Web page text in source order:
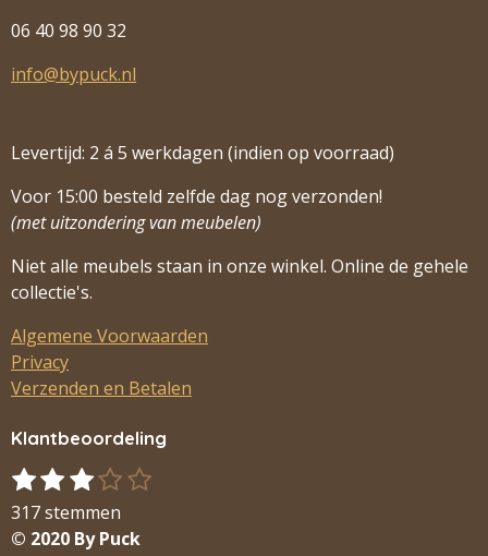
06 40 98 90 32
info@bypuck.nl
Levertijd: 2 á 5 werkdagen (indien op voorraad)
Voor 15:00 besteld zelfde dag nog verzonden!
(met uitzondering van meubelen)
Niet alle meubels staan in onze winkel. Online de gehele
collectie's.
Algemene Voorwaarden
Privacy
Verzenden en Betalen
Klantbeoordeling
R
a
t
1
s
t
2
s
t
3
s
t
4
s
t
5
t
S
317 stemmen
© 2020 By Puck